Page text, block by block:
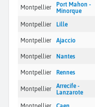
Montpellier
Port Mahon -
Minorque
Montpellier Lille
Montpellier Ajaccio
Montpellier Nantes
Montpellier Rennes
Montpellier
Arrecife -
Lanzarote